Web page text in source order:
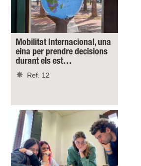
Mobilitat Internacional, una
eina per prendre decisions
durant els est…
Ref. 12